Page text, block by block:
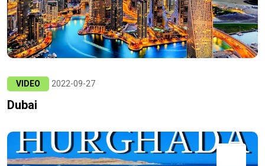
VIDEO 2022-09-27
Dubai